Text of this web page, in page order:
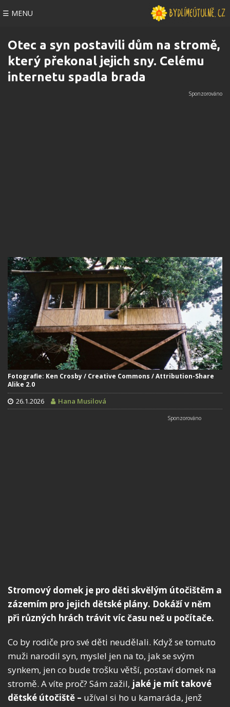
☰ MENU
Otec a syn postavili dům na stromě,
který překonal jejich sny. Celému
internetu spadla brada
Fotografie: Ken Crosby / Creative Commons / Attribution-Share
Alike 2.0
26.1.2026 Hana Musilová
Stromový domek je pro děti skvělým útočištěm a
zázemím pro jejich dětské plány. Dokáží v něm
při různých hrách trávit víc času než u počítače.
Co by rodiče pro své děti neudělali. Když se tomuto
muži narodil syn, myslel jen na to, jak se svým
synkem, jen co bude trošku větší, postaví domek na
stromě. A víte proč? Sám zažil, jaké je mít takové
dětské útočiště – užíval si ho u kamaráda, jenž